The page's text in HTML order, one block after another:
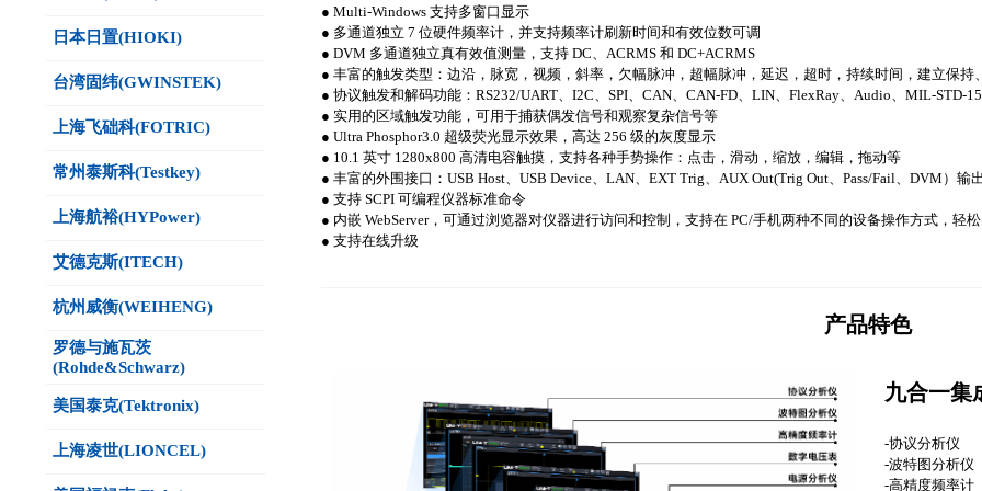
日本日置(HIOKI)
台湾固纬(GWINSTEK)
上海飞础科(FOTRIC)
常州泰斯科(Testkey)
上海航裕(HYPower)
艾德克斯(ITECH)
杭州威衡(WEIHENG)
罗德与施瓦茨
(Rohde&Schwarz)
美国泰克(Tektronix)
上海凌世(LIONCEL)
● Multi-Windows 支持多窗口显示
● 多通道独立 7 位硬件频率计，并支持频率计刷新时间和有效位数可调
● DVM 多通道独立真有效值测量，支持 DC、ACRMS 和 DC+ACRMS
● 丰富的触发类型：边沿，脉宽，视频，斜率，欠幅脉冲，超幅脉冲，延迟，超时，持续时间，建立保持
● 协议触发和解码功能：RS232/UART、I2C、SPI、CAN、CAN-FD、LIN、FlexRay、Audio、MIL-STD-
● 实用的区域触发功能，可用于捕获偶发信号和观察复杂信号等
● Ultra Phosphor3.0 超级荧光显示效果，高达 256 级的灰度显示
● 10.1 英寸 1280x800 高清电容触摸，支持各种手势操作：点击，滑动，缩放，编辑，拖动等
● 丰富的外围接口：USB Host、USB Device、LAN、EXT Trig、AUX Out(Trig Out、Pass/Fail、DVM）输
● 支持 SCPI 可编程仪器标准命令
● 内嵌 WebServer，可通过浏览器对仪器进行访问和控制，支持在 PC/手机两种不同的设备操作方式，轻
● 支持在线升级
产品特色
九合一集
-协议分析仪
-波特图分析仪
-高精度频率计